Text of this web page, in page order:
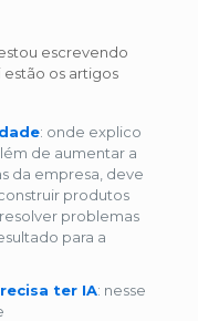
escrevendo
os artigos
: onde explico
de aumentar a
da empresa, deve
produtos
problemas
para a
ter IA: nesse